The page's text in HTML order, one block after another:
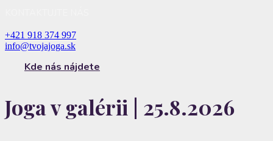
+421 918 374 997
info@tvojajoga.sk
Kde nás nájdete
Joga v galérii | 25.8.2026